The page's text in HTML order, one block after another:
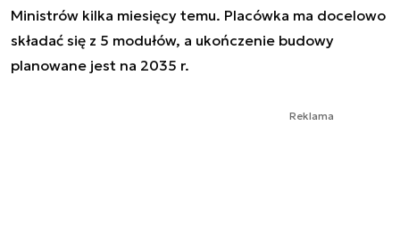
Ministrów kilka miesięcy temu. Placówka ma docelowo
składać się z 5 modułów, a ukończenie budowy
planowane jest na 2035 r.
Reklama